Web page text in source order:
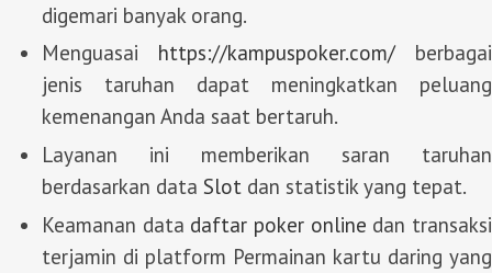
digemari banyak orang.
Menguasai https://kampuspoker.com/berbagai
jenis taruhan dapat meningkatkan peluang
kemenangan Anda saat bertaruh.
Layanan ini memberikan saran taruhan
berdasarkan data Slot dan statistik yang tepat.
Keamanan data daftar poker online dan transaksi
terjamin di platform Permainan kartu daring yang